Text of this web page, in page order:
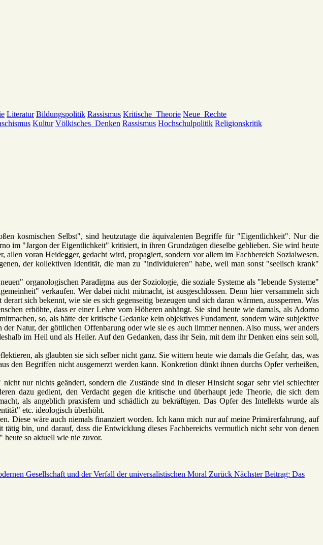
Literatur Bildungspolitik Rassismus Kritische_Theorie Neue_Rechte
Kultur Völkisches_Denken Rassismus Hochschulpolitik Religionskritik
kosmischen Selbst", sind heutzutage die äquivalenten Begriffe für "Eigentlichkeit". Nur die
im "Jargon der Eigentlichkeit" kritisiert, in ihren Grundzügen dieselbe geblieben. Sie wird heute
voran Heidegger, gedacht wird, propagiert, sondern vor allem im Fachbereich Sozialwesen.
der kollektiven Identität, die man zu "individuieren" habe, weil man sonst "seelisch krank"
organologischen Paradigma aus der Soziologie, die soziale Systeme als "lebende Systeme"
verkaufen. Wer dabei nicht mitmacht, ist ausgeschlossen. Denn hier versammeln sich
sich bekennt, wie sie es sich gegenseitig bezeugen und sich daran wärmen, aussperren. Was
erhöhte, dass er einer Lehre vom Höheren anhängt. Sie sind heute wie damals, als Adorno
so, als hätte der kritische Gedanke kein objektives Fundament, sondern wäre subjektive
Natur, der göttlichen Offenbarung oder wie sie es auch iimmer nennen. Also muss, wer anders
im Heil und als Heiler. Auf den Gedanken, dass ihr Sein, mit dem ihr Denken eins sein soll,
als glaubten sie sich selber nicht ganz. Sie wittern heute wie damals die Gefahr, das, was
den Begriffen nicht ausgemerzt werden kann. Konkretion dünkt ihnen durchs Opfer verheißen,
nur nichts geändert, sondern die Zustände sind in dieser Hinsicht sogar sehr viel schlechter
dazu gedient, den Verdacht gegen die kritische und überhaupt jede Theorie, die sich dem
als angeblich praxisfern und schädlich zu bekräftigen. Das Opfer des Intellekts wurde als
etc. ideologisch überhöht.
Diese wäre auch niemals finanziert worden. Ich kann mich nur auf meine Primärerfahrung, auf
bin, und darauf, dass die Entwicklung dieses Fachbereichs vermutlich nicht sehr von denen
heute so aktuell wie nie zuvor.
Gesellschaft und der Verfall der universalistischen Moral Zurück Nächster Beitrag: Das